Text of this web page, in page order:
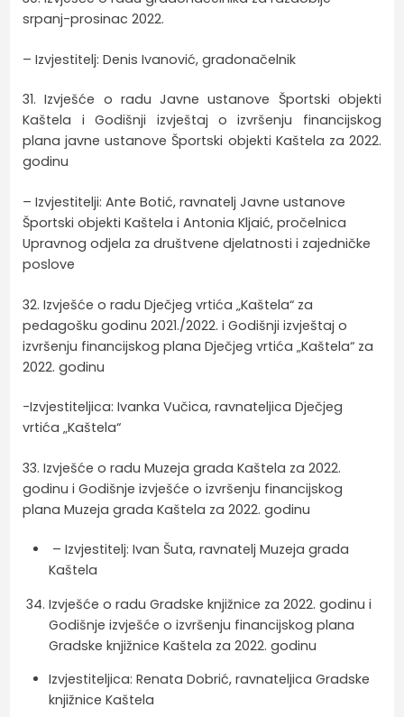
srpanj-prosinac 2022.
– Izvjestitelj: Denis Ivanović, gradonačelnik
31. Izvješće o radu Javne ustanove Športski objekti
Kaštela i Godišnji izvještaj o izvršenju financijskog
plana javne ustanove Športski objekti Kaštela za 2022.
godinu
– Izvjestitelji: Ante Botić, ravnatelj Javne ustanove
Športski objekti Kaštela i Antonia Kljaić, pročelnica
Upravnog odjela za društvene djelatnosti i zajedničke
poslove
32. Izvješće o radu Dječjeg vrtića „Kaštela“ za
pedagošku godinu 2021./2022. i Godišnji izvještaj o
izvršenju financijskog plana Dječjeg vrtića „Kaštela“ za
2022. godinu
-Izvjestiteljica: Ivanka Vučica, ravnateljica Dječjeg
vrtića „Kaštela“
33. Izvješće o radu Muzeja grada Kaštela za 2022.
godinu i Godišnje izvješće o izvršenju financijskog
plana Muzeja grada Kaštela za 2022. godinu
– Izvjestitelj: Ivan Šuta, ravnatelj Muzeja grada
Kaštela
Izvješće o radu Gradske knjižnice za 2022. godinu i
Godišnje izvješće o izvršenju financijskog plana
Gradske knjižnice Kaštela za 2022. godinu
Izvjestiteljica: Renata Dobrić, ravnateljica Gradske
knjižnice Kaštela